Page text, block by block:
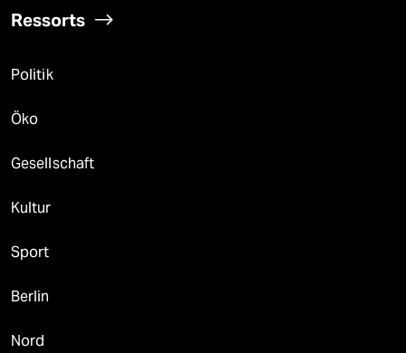
Ressorts
Politik
Öko
Gesellschaft
Kultur
Sport
Berlin
Nord